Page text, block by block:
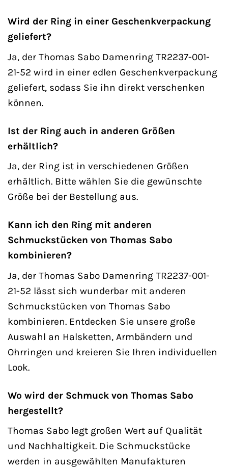
Wird der Ring in einer Geschenkverpackung
geliefert?
Ja, der Thomas Sabo Damenring TR2237-001-
21-52 wird in einer edlen Geschenkverpackung
geliefert, sodass Sie ihn direkt verschenken
können.
Ist der Ring auch in anderen Größen
erhältlich?
Ja, der Ring ist in verschiedenen Größen
erhältlich. Bitte wählen Sie die gewünschte
Größe bei der Bestellung aus.
Kann ich den Ring mit anderen
Schmuckstücken von Thomas Sabo
kombinieren?
Ja, der Thomas Sabo Damenring TR2237-001-
21-52 lässt sich wunderbar mit anderen
Schmuckstücken von Thomas Sabo
kombinieren. Entdecken Sie unsere große
Auswahl an Halsketten, Armbändern und
Ohrringen und kreieren Sie Ihren individuellen
Look.
Wo wird der Schmuck von Thomas Sabo
hergestellt?
Thomas Sabo legt großen Wert auf Qualität
und Nachhaltigkeit. Die Schmuckstücke
werden in ausgewählten Manufakturen